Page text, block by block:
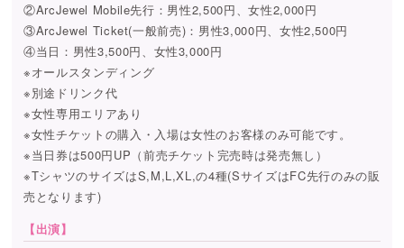
②ArcJewel Mobile先行：男性2,500円、女性2,000円
③ArcJewel Ticket(一般前売)：男性3,000円、女性2,500円
④当日：男性3,500円、女性3,000円
※オールスタンディング
※別途ドリンク代
※女性専用エリアあり
※女性チケットの購入・入場は女性のお客様のみ可能です。
※当日券は500円UP（前売チケット完売時は発売無し）
※TシャツのサイズはS,M,L,XL,の4種(SサイズはFC先行のみの販
売となります)
【出演】